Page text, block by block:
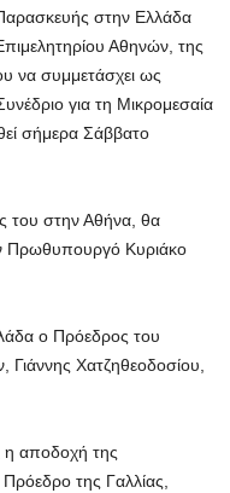
στην Ελλάδα
Αθηνών, της
να συμμετάσχει ως
για τη Μικρομεσαία
σήμερα Σάββατο
του στην Αθήνα, θα
Πρωθυπουργό Κυριάκο
ο Πρόεδρος του
Γιάννης Χατζηθεοδοσίου,
η αποδοχή της
της Γαλλίας,